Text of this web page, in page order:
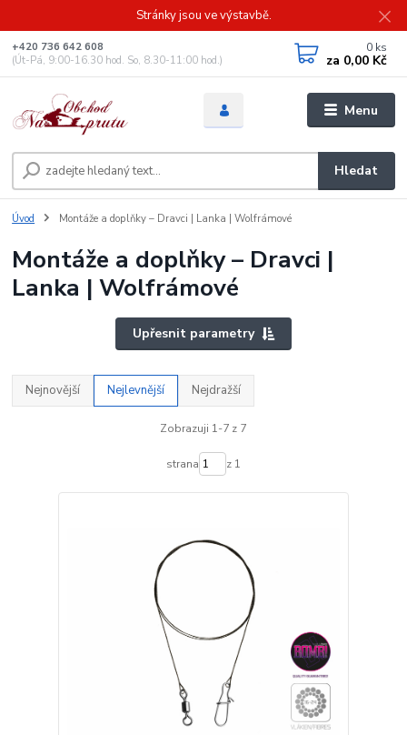
Stránky jsou ve výstavbě.
Menu
Hledat
+420 736 642 608
(Út-Pá, 9:00-16.30 hod. So, 8.30-11:00 hod.)
0 ks
za 0,00 Kč
Úvod Montáže a doplňky – Dravci | Lanka | Wolfrámové
Montáže a doplňky – Dravci |
Lanka | Wolfrámové
Upřesnit parametry
Nejnovější Nejlevnější Nejdražší
Zobrazuji 1-7 z 7
strana z 1